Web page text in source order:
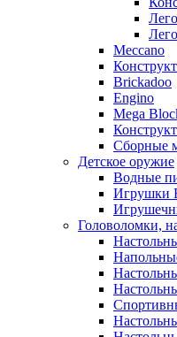
Meccano
Brickadoo
Engino
Mega
Сборные
Детское оружие
Водные
Игрушки
Головоломки,